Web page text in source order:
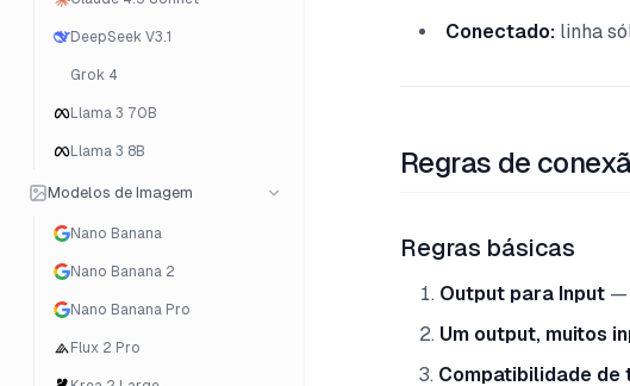
DeepSeek V3.1
Grok 4
Llama 3 70B
Llama 3 8B
Modelos de Imagem
Nano Banana
Nano Banana 2
Nano Banana Pro
Flux 2 Pro
Conectado: linha
Regras de
Regras básicas
Output para Input —
Um output, muitos
Compatibilidade de